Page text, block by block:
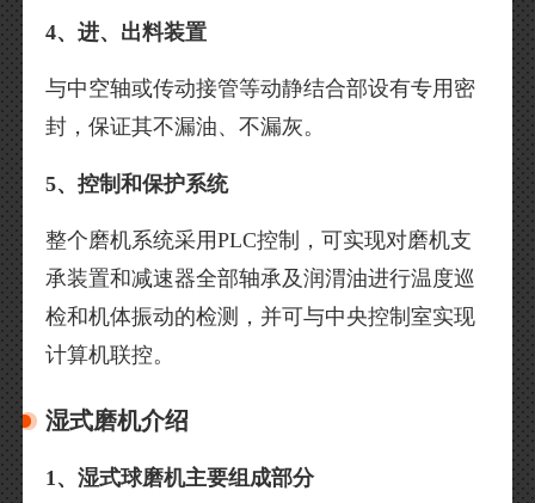
4、进、出料装置
与中空轴或传动接管等动静结合部设有专用密
封，保证其不漏油、不漏灰。
5、控制和保护系统
整个磨机系统采用PLC控制，可实现对磨机支
承装置和减速器全部轴承及润渭油进行温度巡
检和机体振动的检测，并可与中央控制室实现
计算机联控。
湿式磨机介绍
1、湿式球磨机主要组成部分